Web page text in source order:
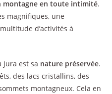
montagne en toute intimité.
magnifiques, une
d’activités à
est sa nature préservée.
des lacs cristallins, des
montagneux. Cela en